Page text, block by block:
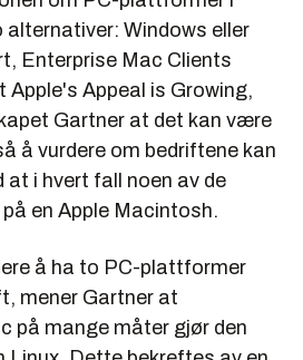
alternativer: Windows eller
Enterprise Mac Clients
Apple's Appeal is Growing,
Gartner at det kan være
å vurdere om bedriftene kan
i hvert fall noen av de
en Apple Macintosh.
å ha to PC-plattformer
mener Gartner at
på mange måter gjør den